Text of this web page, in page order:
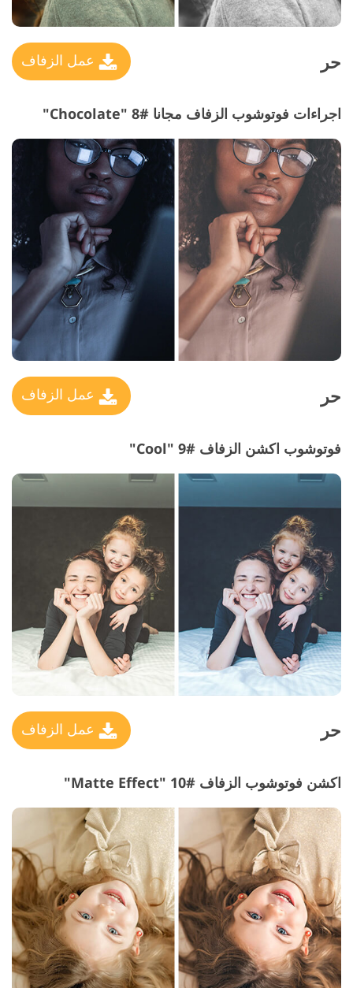
حر عمل الزفاف
اجراءات فوتوشوب الزفاف مجانا #8 "Chocolate"
حر عمل الزفاف
فوتوشوب اكشن الزفاف #9 "Cool"
حر عمل الزفاف
اكشن فوتوشوب الزفاف #10 "Matte Effect"